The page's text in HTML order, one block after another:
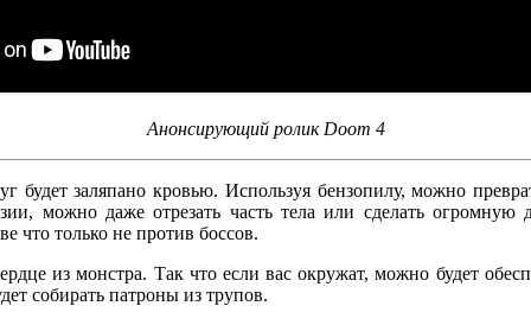
Анонсирующий ролик Doom 4
будет заляпано кровью. Используя бензопилу, можно
можно даже отрезать часть тела или сделать
что только не против боссов.
из монстра. Так что если вас окружат, можно будет
собирать патроны из трупов.